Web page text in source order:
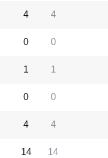
4
4
0
0
1
1
0
0
4
4
14
14